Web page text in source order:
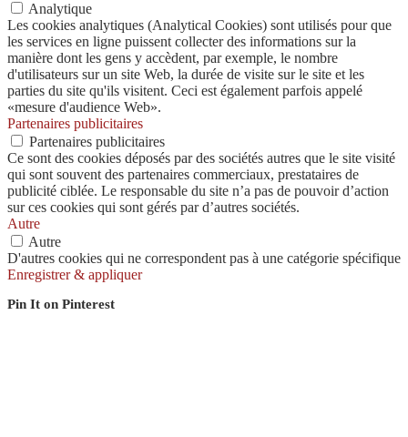
Analytique
Les cookies analytiques (Analytical Cookies) sont utilisés pour que
les services en ligne puissent collecter des informations sur la
manière dont les gens y accèdent, par exemple, le nombre
d'utilisateurs sur un site Web, la durée de visite sur le site et les
parties du site qu'ils visitent. Ceci est également parfois appelé
«mesure d'audience Web».
Partenaires publicitaires
Partenaires publicitaires
Ce sont des cookies déposés par des sociétés autres que le site visité
qui sont souvent des partenaires commerciaux, prestataires de
publicité ciblée. Le responsable du site n’a pas de pouvoir d’action
sur ces cookies qui sont gérés par d’autres sociétés.
Autre
Autre
D'autres cookies qui ne correspondent pas à une catégorie spécifique
Enregistrer & appliquer
Pin It on Pinterest